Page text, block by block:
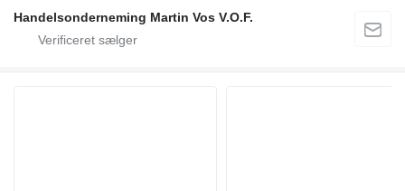
Handelsonderneming Martin Vos V.O.F.